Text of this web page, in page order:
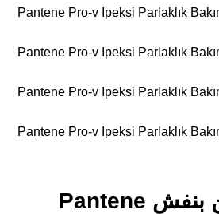
ماسک مو پنتن بنفش Pantene